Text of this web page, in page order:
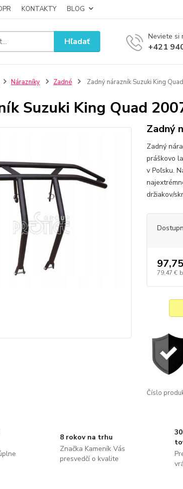
KONTAKTY BLOG
Hľadať Neviete si
+421
Nárazníky Zadné Zadný nárazník Suzuki King
Suzuki King Quad
Zadný
Zadný
práškovo
v Poľsku.
držiakov/
79,47 €
Číslo
8 rokov na trhu
Značka Kameník Vás
presvedčí o kvalite